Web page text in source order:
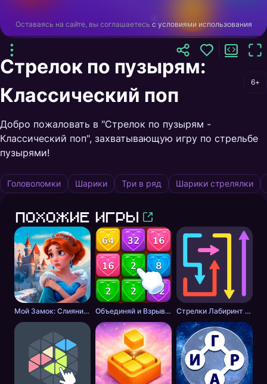
Оставаясь на сайте, вы соглашаетесь с условиями использования
Стрелок по пузырям:
Классический поп
6+
Добро пожаловать в "Стрелок по пузырям -
Классический поп", захватывающую игру по стрельбе
пузырями!
Головоломки Шарики Три в ряд Шарики стрелялки
Похожие игры
Мой Замок: Слияние и История Объединяй и Взрывай + 2048 Стрелки Лабиринт - Цветной путь